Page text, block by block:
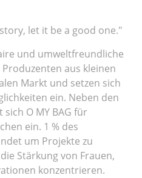
let it be a good one."
und umweltfreundliche
aus kleinen
Markt und setzen sich
ein. Neben den
O MY BAG für
ein. 1 % des
um Projekte zu
Stärkung von Frauen,
konzentrieren.